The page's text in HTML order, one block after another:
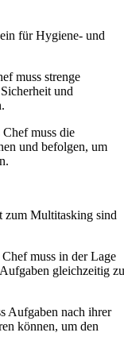
für Hygiene- und
muss strenge
und
muss die
und befolgen, um
zum Multitasking sind
muss in der Lage
gleichzeitig zu
Aufgaben nach ihrer
können, um den